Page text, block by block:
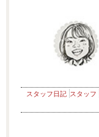
スタッフ日記 スタッフ